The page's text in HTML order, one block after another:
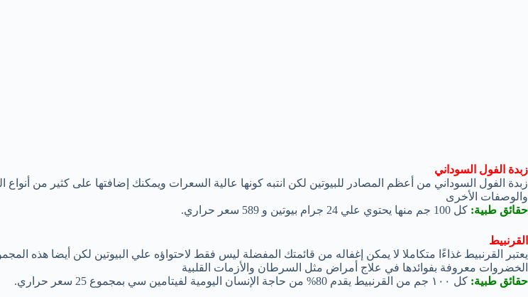
زبدة الفول السوداني
زبدة الفول السوداني من أعظم المصادر للبيوتين لكن انتبه كونها عالية السعرات ويمكنك إضافتها على كثير من أنواع
والوصفات الأخرى
حقائق طبية: كل 100 جم منها يحتوي علي 24 جرام بيوتين و 589 سعر حراري.
القرنبيط
يعتبر القرنبيط غذاءًا متكاملا لا يمكن إغفاله من قائمتك المفضلة ليس فقط لاحتواؤه علي البيوتين لكن أيضا هذه
الخضروات معروفة بفوائدها في علاج أمراض مثل السرطان والأزمات القلبية
حقائق طبية: كل ١٠٠ جم من القرنبيط يقدم 80% من حاجة الإنسان اليومية لفيتامين سي بمجموع 25 سعر حراري.